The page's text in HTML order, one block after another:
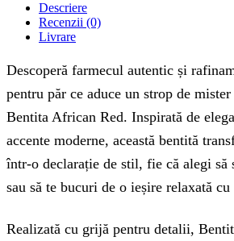
Descriere
Recenzii (0)
Livrare
Descoperă farmecul autentic și
pentru păr ce aduce un strop de
Bentita African Red. Inspirată de
accente moderne, această bentită
într-o declarație de stil, fie că alegi să
sau să te bucuri de o ieșire relaxată
Realizată cu grijă pentru detalii,